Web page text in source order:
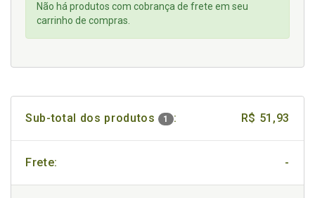
Não há produtos com cobrança de frete em seu
carrinho de compras.
Sub-total dos produtos 1 : R$ 51,93
Frete: -